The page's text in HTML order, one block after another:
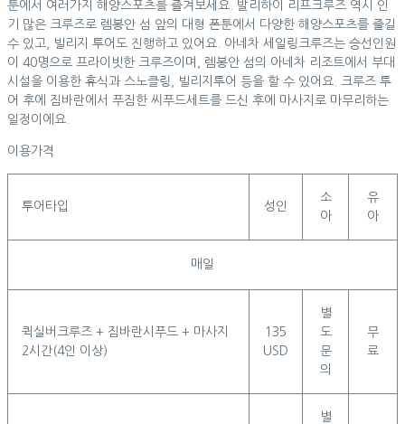
툰에서 여러가지 해양스포츠를 즐겨보세요. 발리하이 리프크루즈 역시 인
기 많은 크루즈로 렘봉안 섬 앞의 대형 폰툰에서 다양한 해양스포츠를 즐길
수 있고, 빌리지 투어도 진행하고 있어요. 아네차 세일링크루즈는 승선인원
이 40명으로 프라이빗한 크루즈이며, 렘봉안 섬의 아네차 리조트에서 부대
시설을 이용한 휴식과 스노클링, 빌리지투어 등을 할 수 있어요. 크루즈 투
어 후에 짐바란에서 푸짐한 씨푸드세트를 드신 후에 마사지로 마무리하는
일정이에요.
이용가격
투어타입 성인
소
아
유
아
매일
퀵실버크루즈 + 짐바란시푸드 + 마사지
2시간(4인 이상)
135
USD
별
도
문
의
무
료
별